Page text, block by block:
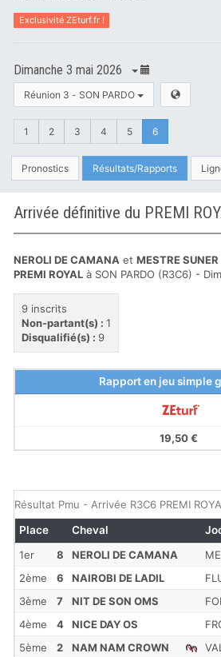
Exclusivité ZEturf.fr !
Dimanche 3 mai 2026
Réunion 3 - SON PARDO
1 2 3 4 5 6
Pronostics Résultats/Rapports
Arrivée définitive du PREMI
NEROLI DE CAMANA et MESTRE SUNER
PREMI ROYAL à SON PARDO (R3C6) -
9 inscrits
Non-partant(s) : 1
Disqualifié(s) : 9
Rapport en jeu simple
19,50 €
Résultat Pmu - Arrivée R3C6 PREMI
1er 8 NEROLI DE CAMANA
2ème
6 NAIROBI DE LADIL
3ème
7 NIT DE SON OMS
4ème
4 NICE DAY OS
5ème
2 NAM NAM CROWN
Place Cheval